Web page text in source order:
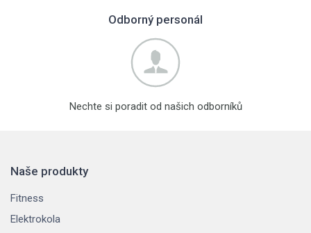
Odborný personál
Nechte si poradit od našich odborníků
Naše produkty
Fitness
Elektrokola